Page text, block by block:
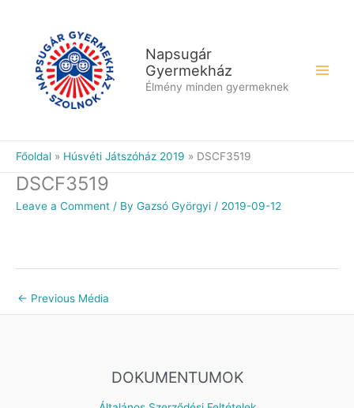
Napsugár
Gyermekház
Élmény minden gyermeknek
Főoldal Húsvéti Játszóház 2019 DSCF3519
DSCF3519
Leave a Comment / By Gazsó Györgyi / 2019-09-12
← Previous Média
DOKUMENTUMOK